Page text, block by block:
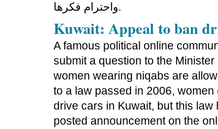
واحترام فكرها.
Kuwait: Appeal to ban
A famous political online
submit a question to the
women wearing niqabs are
to a law passed in 2006,
drive cars in Kuwait, but this
posted announcement on the